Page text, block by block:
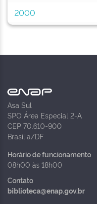
2000
Asa Sul
SPO Área Especial 2-A
CEP 70.610-900
Brasília/DF
Horário de funcionamento
08h00 às 18h00
Contato
biblioteca@enap.gov.br